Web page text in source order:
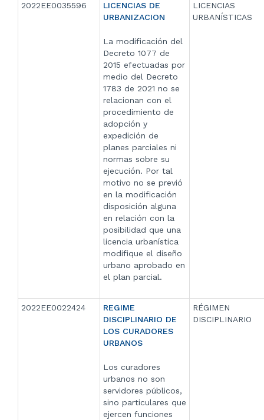
2022EE0035596
LICENCIAS DE
URBANIZACION
La modificación del
Decreto 1077 de
2015 efectuadas por
medio del Decreto
1783 de 2021 no se
relacionan con el
procedimiento de
adopción y
expedición de
planes parciales ni
normas sobre su
ejecución. Por tal
motivo no se previó
en la modificación
disposición alguna
en relación con la
posibilidad que una
licencia urbanística
modifique el diseño
urbano aprobado en
el plan parcial.
LICENCIAS
URBANÍSTICAS
2022EE0022424
REGIME
DISCIPLINARIO DE
LOS CURADORES
URBANOS
Los curadores
urbanos no son
servidores públicos,
sino particulares que
ejercen funciones
RÉGIMEN
DISCIPLINARIO